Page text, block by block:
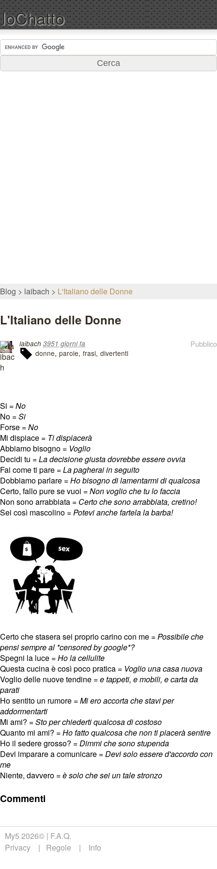
IoChatto
Blog laibach L'Italiano delle Donne
L'Italiano delle Donne
Pubblico
laibach 3951 giorni fa
donne parole frasi divertenti
Si =No
No =Si
Forse =No
Mi dispiace = Ti dispiacerà
Abbiamo bisogno = Voglio
Decidi tu =La decisione giusta dovrebbe essere ovvia
Fai come ti pare =La pagherai in seguito
Dobbiamo parlare =Ho bisogno di lamentarmi di qualcosa
Certo, fallo pure se vuoi =Non voglio che tu lo faccia
Non sono arrabbiata = Certo che sono arrabbiata, cretino!
Sei così mascolino =Potevi anche fartela la barba!
Certo che stasera sei proprio carino con me =Possibile che
pensi sempre al *censored by google*?
Spegni la luce =Ho la cellulite
Questa cucina è così poco pratica = Voglio una casa nuova
Voglio delle nuove tendine =e tappeti, e mobili, e carta da
parati
Ho sentito un rumore =Mi ero accorta che stavi per
addormentarti
Mi ami? =Sto per chiederti qualcosa di costoso
Quanto mi ami? =Ho fatto qualcosa che non ti piacerà sentire
Ho il sedere grosso? =Dimmi che sono stupenda
Devi imparare a comunicare =Devi solo essere d'accordo con
me
Niente, davvero =è solo che sei un tale stronzo
Commenti
My5 2026© F.A.Q.
Privacy
Regole Info